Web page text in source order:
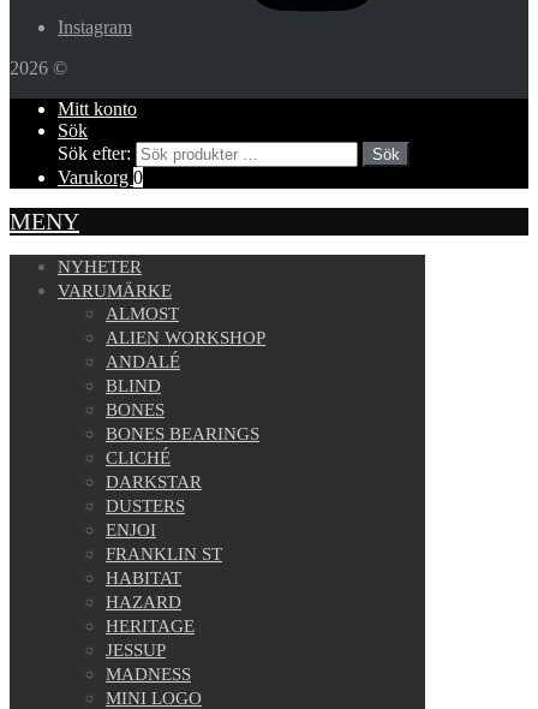
Instagram
2026 ©
Mitt konto
Sök
Sök efter:
Sök
Varukorg 0
MENY
NYHETER
VARUMÄRKE
ALMOST
ALIEN WORKSHOP
ANDALÉ
BLIND
BONES
BONES BEARINGS
CLICHÉ
DARKSTAR
DUSTERS
ENJOI
FRANKLIN ST
HABITAT
HAZARD
HERITAGE
JESSUP
MADNESS
MINI LOGO